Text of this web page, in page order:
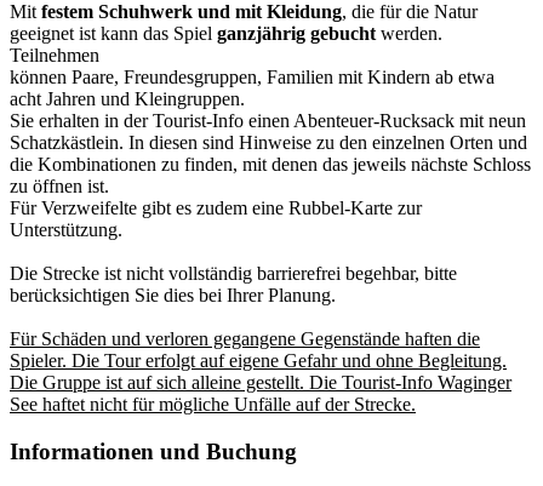
Mit festem Schuhwerk und mit Kleidung, die für die Natur
geeignet ist kann das Spiel ganzjährig gebucht werden.
Teilnehmen
können Paare, Freundesgruppen, Familien mit Kindern ab etwa
acht Jahren und Kleingruppen.
Sie erhalten in der Tourist-Info einen Abenteuer-Rucksack mit neun
Schatzkästlein. In diesen sind Hinweise zu den einzelnen Orten und
die Kombinationen zu finden, mit denen das jeweils nächste Schloss
zu öffnen ist.
Für Verzweifelte gibt es zudem eine Rubbel-Karte zur
Unterstützung.
Die Strecke ist nicht vollständig barrierefrei begehbar, bitte
berücksichtigen Sie dies bei Ihrer Planung.
Für Schäden und verloren gegangene Gegenstände haften die
Spieler. Die Tour erfolgt auf eigene Gefahr und ohne Begleitung.
Die Gruppe ist auf sich alleine gestellt. Die Tourist-Info Waginger
See haftet nicht für mögliche Unfälle auf der Strecke.
Informationen und Buchung